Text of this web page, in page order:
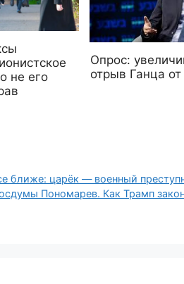
не его
Опрос:
отрыв Ганца
ближе: царёк — военный
Пономарев. Как Трамп